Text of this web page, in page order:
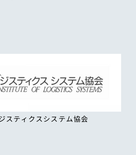
スティクスシステム協会